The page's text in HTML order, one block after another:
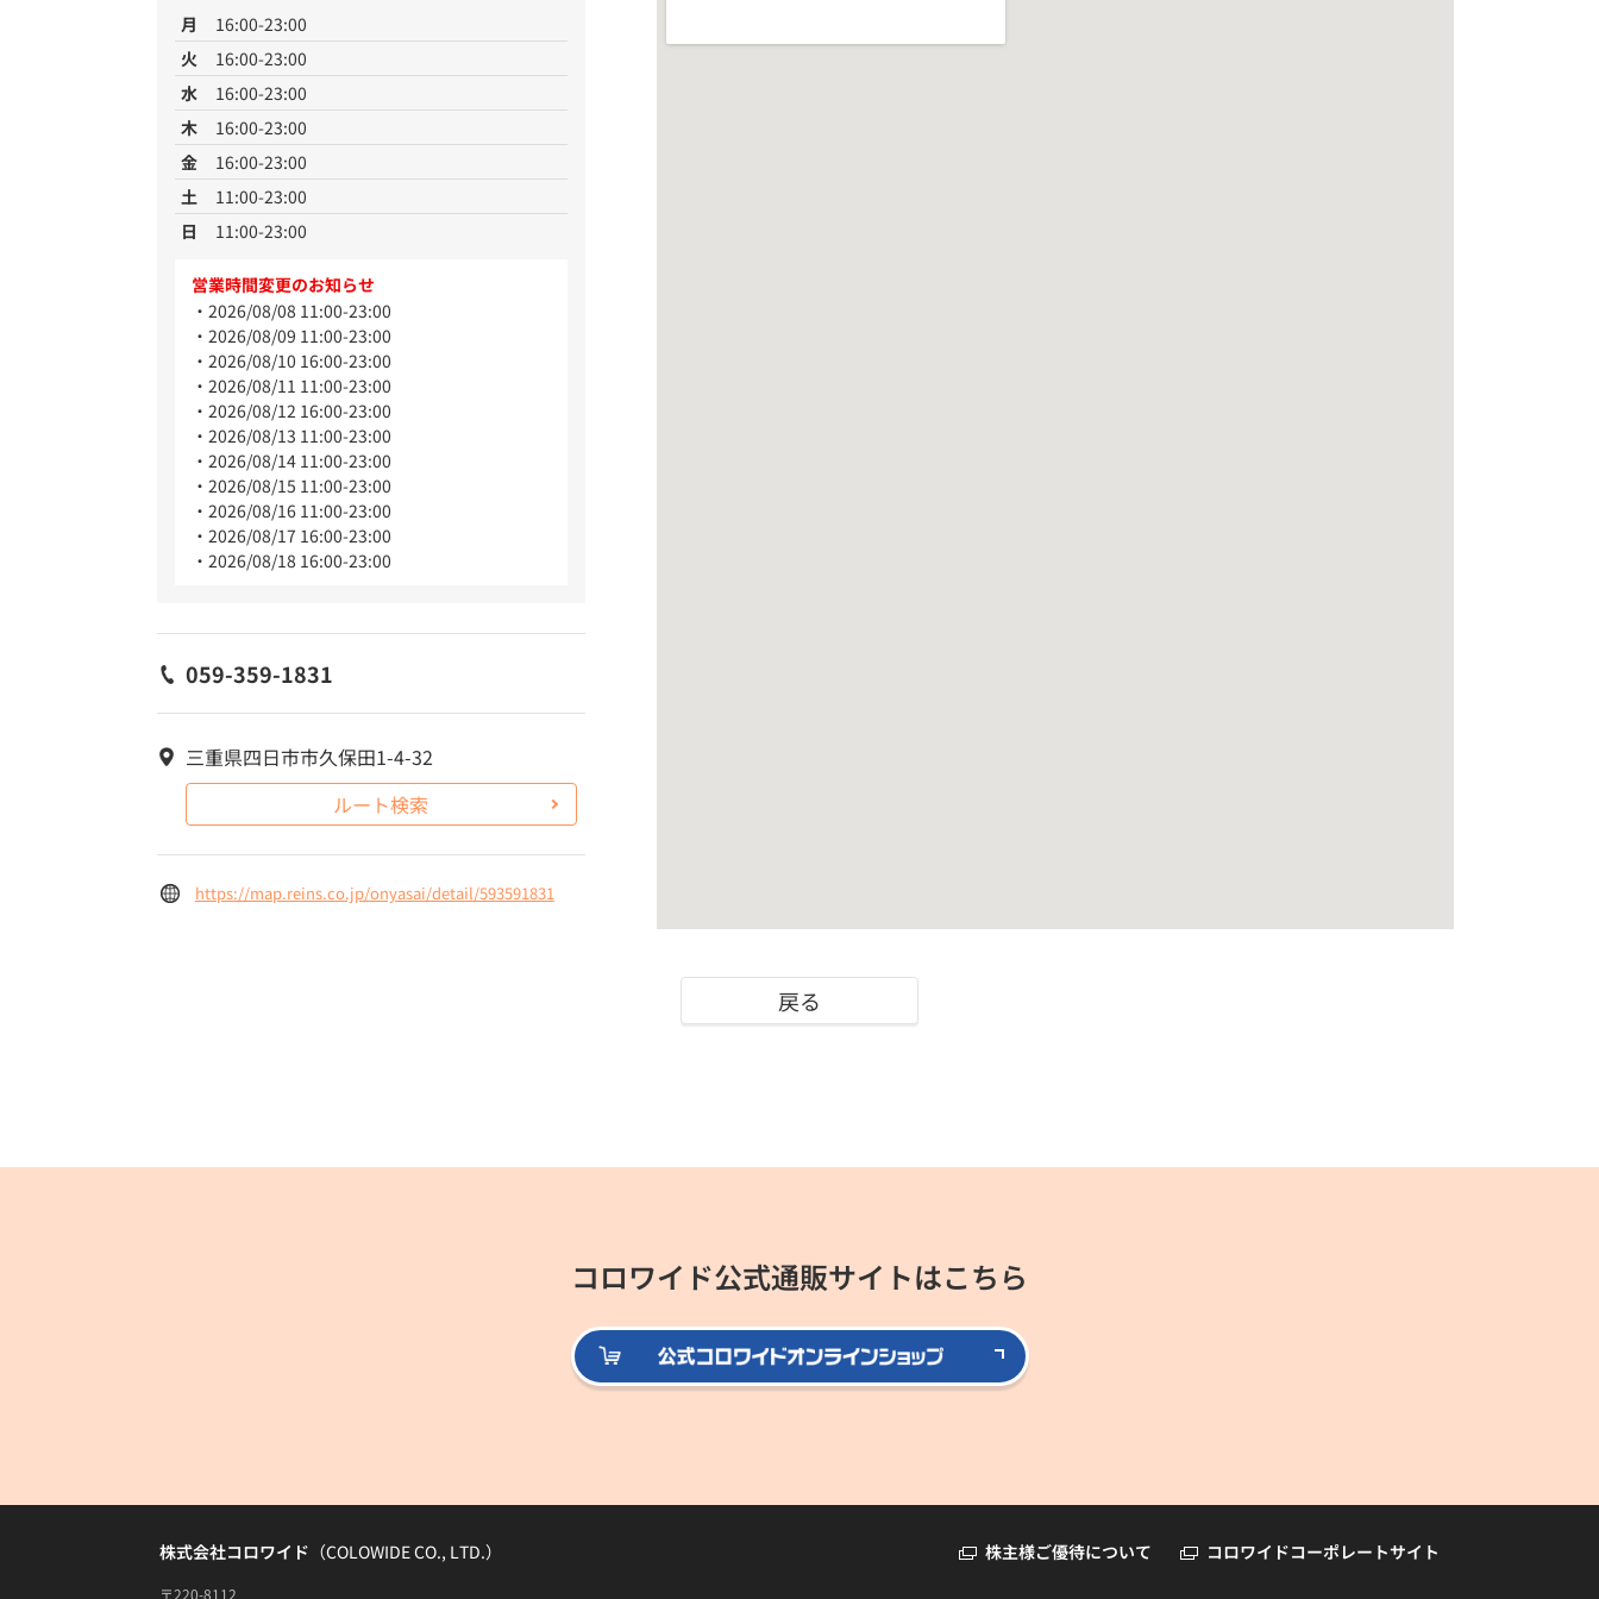
月
16:00-23:00
火
16:00-23:00
水
16:00-23:00
木
16:00-23:00
金
16:00-23:00
土
11:00-23:00
日
11:00-23:00
営業時間変更のお知らせ
2026/08/08 11:00-23:00
2026/08/09 11:00-23:00
2026/08/10 16:00-23:00
2026/08/11 11:00-23:00
2026/08/12 16:00-23:00
2026/08/13 11:00-23:00
2026/08/14 11:00-23:00
2026/08/15 11:00-23:00
2026/08/16 11:00-23:00
2026/08/17 16:00-23:00
2026/08/18 16:00-23:00
059-359-1831
三重県四日市市久保田1-4-32
ルート検索
https://map.reins.co.jp/onyasai/detail/593591831
戻る
コロワイド公式通販サイトはこちら
公式コロワイドオンラインショップ
株主様ご優待について コロワイドコーポレートサイト
株式会社コロワイド （COLOWIDE CO., LTD.）
〒220-8112